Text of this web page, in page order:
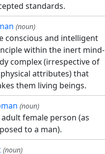
standards.
(noun)
conscious and intelligent
within the inert mind-
complex (irrespective of
attributes) that
them living beings.
(noun)
adult female person (as
to a man).
(noun)